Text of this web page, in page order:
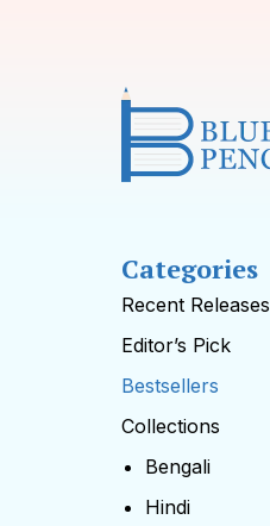
Categories
Recent Releases
Editor’s Pick
Bestsellers
Collections
Bengali
Hindi